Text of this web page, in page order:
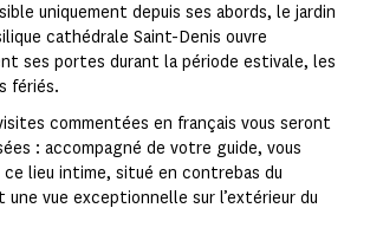
uniquement depuis ses abords, le jardin
cathédrale Saint-Denis ouvre
ses portes durant la période estivale, les
fériés.
commentées en français vous seront
: accompagné de votre guide, vous
ce lieu intime, situé en contrebas du
vue exceptionnelle sur l’extérieur du